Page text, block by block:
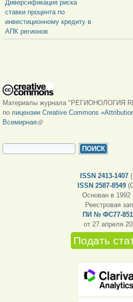
Диверсификация риска
ставки процента по
инвестиционному кредиту в
АПК регионов
Материалы журнала "РЕГИОНОЛОГИЯ
по лицензии Creative Commons
Всемирная(внешняя ссылка)
ФОРМА ПОИСКА
ISSN 2413-1407
ISSN 2587-8549
Основан в 1992
Реестровая
ПИ № ФС77-
от 27 апреля
Подать